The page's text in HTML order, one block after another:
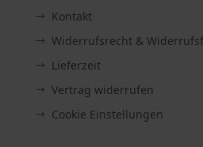
Kontakt
Widerrufsrecht &
Lieferzeit
Vertrag widerrufen
Cookie Einstellungen